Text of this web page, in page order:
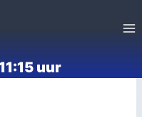
uur